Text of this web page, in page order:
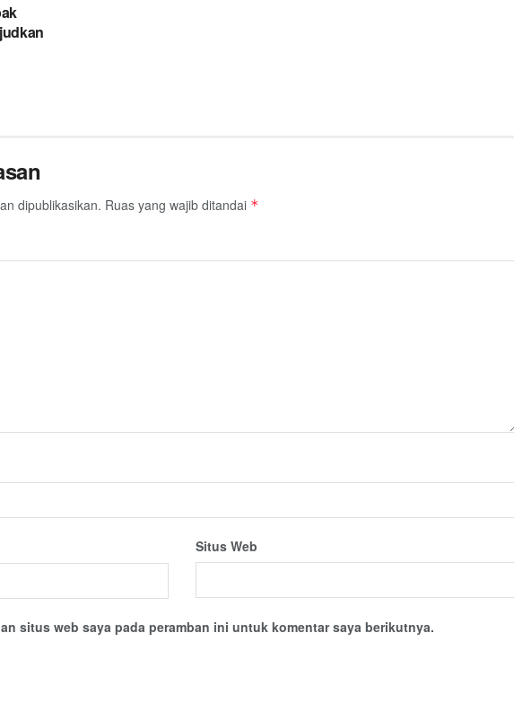
dipublikasikan. Ruas yang wajib ditandai *
Situs Web
situs web saya pada peramban ini untuk komentar saya berikutnya.